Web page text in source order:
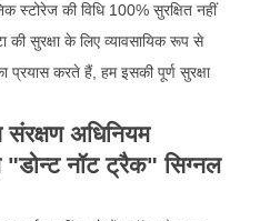
स्टोरेज की विधि 100% सुरक्षित नहीं
सुरक्षा के लिए व्यावसायिक रूप से
प्रयास करते हैं, हम इसकी पूर्ण सुरक्षा
संरक्षण अधिनियम
नॉट ट्रैक" सिग्नल